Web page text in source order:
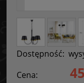
Dostępność:
Cena: